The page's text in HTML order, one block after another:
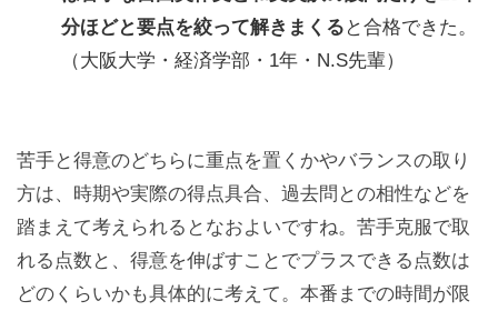
分ほどと要点を絞って解きまくる と合格できた。
（大阪大学・経済学部・1年・N.S先輩）
苦手と得意のどちらに重点を置くかやバランスの取り
方は、時期や実際の得点具合、過去問との相性などを
踏まえて考えられるとなおよいですね。苦手克服で取
れる点数と、得意を伸ばすことでプラスできる点数は
どのくらいかも具体的に考えて。本番までの時間が限